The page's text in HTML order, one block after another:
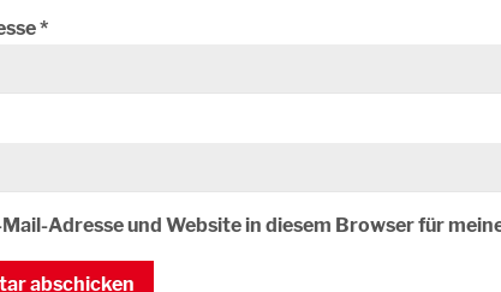
*
Mail-Adresse und Website in diesem Browser für